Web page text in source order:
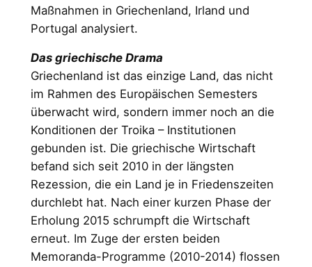
Maßnahmen in Griechenland, Irland und
Portugal analysiert.
Das griechische Drama
Griechenland ist das einzige Land, das nicht
im Rahmen des Europäischen Semesters
überwacht wird, sondern immer noch an die
Konditionen der Troika – Institutionen
gebunden ist. Die griechische Wirtschaft
befand sich seit 2010 in der längsten
Rezession, die ein Land je in Friedenszeiten
durchlebt hat. Nach einer kurzen Phase der
Erholung 2015 schrumpft die Wirtschaft
erneut. Im Zuge der ersten beiden
Memoranda-Programme (2010-2014) flossen